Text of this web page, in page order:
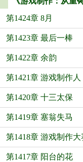
第1424章 8月
第1423章 最后一棒
第1422章 余韵
第1421章 游戏制作人
第1420章 十三太保
第1419章 塞翁失马
第1418章 游戏制作大
第1417章 阳台的花